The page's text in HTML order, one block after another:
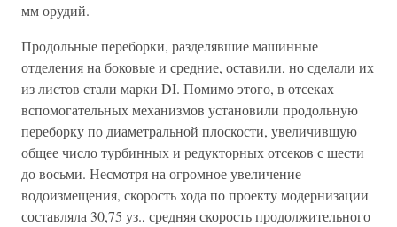
мм орудий.
Продольные переборки, разделявшие машинные
отделения на боковые и средние, оставили, но сделали их
из листов стали марки DI. Помимо этого, в отсеках
вспомогательных механизмов установили продольную
переборку по диаметральной плоскости, увеличившую
общее число турбинных и редукторных отсеков с шести
до восьми. Несмотря на огромное увеличение
водоизмещения, скорость хода по проекту модернизации
составляла 30,75 уз., средняя скорость продолжительного